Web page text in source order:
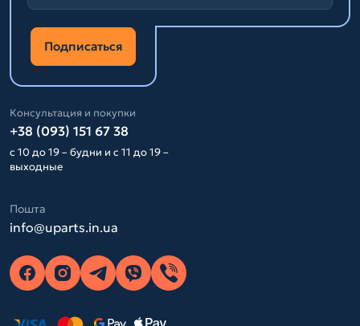
Подписаться
Консультация и покупки
+38 (093) 151 67 38
с 10 до 19 – будни и с 11 до 19 –
выходные
Пошта
info@uparts.in.ua